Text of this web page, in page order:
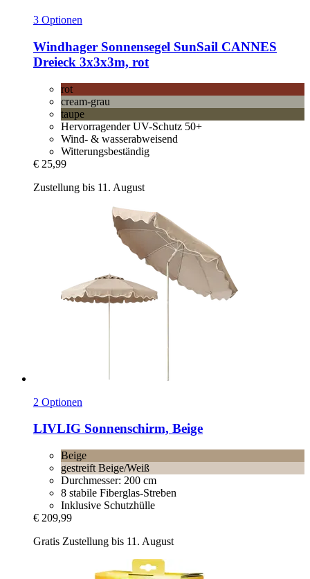
3 Optionen
Windhager Sonnensegel SunSail CANNES
Dreieck 3x3x3m, rot
rot
cream-grau
taupe
Hervorragender UV-Schutz 50+
Wind- & wasserabweisend
Witterungsbeständig
€ 25,99
Zustellung bis 11. August
2 Optionen
LIVLIG Sonnenschirm, Beige
Beige
gestreift Beige/Weiß
Durchmesser: 200 cm
8 stabile Fiberglas-Streben
Inklusive Schutzhülle
€ 209,99
Gratis Zustellung bis 11. August